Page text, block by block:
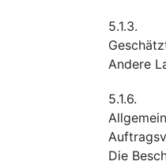
5.1.3.
Andere
5.1.6.
Die